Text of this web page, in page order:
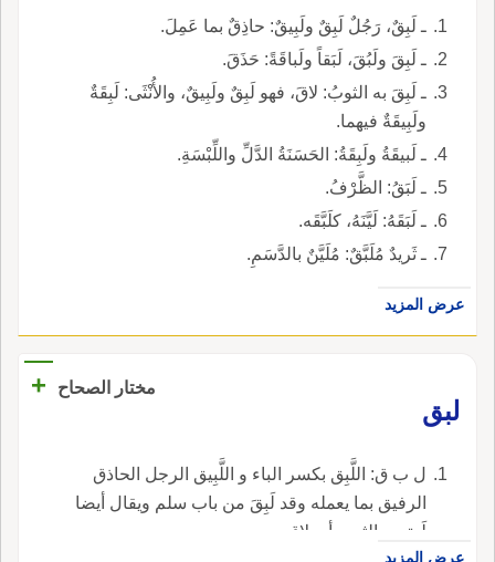
ـ لَبِقٌ، رَجُلٌ لَبِقٌ ولَبِيقٌ: حاذِقٌ بما عَمِلَ.
ـ لَبِقَ ولَبُقَ، لَبَقاً ولَباقَةً: حَذَقَ.
ـ لَبِقَ به الثوبُ: لاقَ، فهو لَبِقٌ ولَبِيقٌ، والأُنْثَى: لَبِقَةٌ
ولَبِيقَةٌ فيهما.
ـ لَبيقَةُ ولَبِقَةُ: الحَسَنَةُ الدَّلِّ واللِّبْسَةِ.
ـ لَبَقُ: الظَّرْفُ.
ـ لَبَقَهُ: لَيَّنَهُ، كلَبَّقَه.
ـ ثَريدٌ مُلَبَّقٌ: مُلَيَّنٌ بالدَّسَمِ.
عرض المزيد
مختار الصحاح
+
لبق
ل ب ق: اللَّبِق بكسر الباء و اللَّبِيق الرجل الحاذق
الرفيق بما يعمله وقد لَبِقَ من باب سلم ويقال أيضا
لَبِق به الثوب أي لاق به.
عرض المزيد